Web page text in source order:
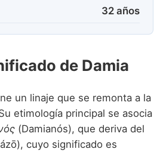
32 años
de Damia
un linaje que se remonta a la
etimología principal se asocia
(Damianós), que deriva del
cuyo significado es